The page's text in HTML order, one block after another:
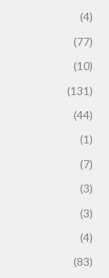
(4)
(77)
(10)
(131)
(44)
(1)
(7)
(3)
(3)
(4)
(83)